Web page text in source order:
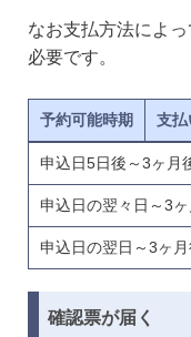
なお支払方法によ
必要です。
予約可能時期 支払
申込日5日後～3ヶ月
申込日の翌々日～3
申込日の翌日～3ヶ
確認票が届く